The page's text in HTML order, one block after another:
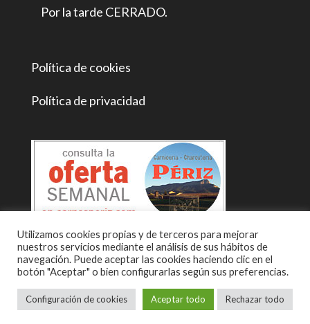
Por la tarde CERRADO.
Política de cookies
Política de privacidad
Diseño web: www.pirineum.es
Utilizamos cookies propias y de terceros para mejorar
nuestros servicios mediante el análisis de sus hábitos de
navegación. Puede aceptar las cookies haciendo clic en el
botón "Aceptar" o bien configurarlas según sus preferencias.
Configuración de cookies Aceptar todo Rechazar todo